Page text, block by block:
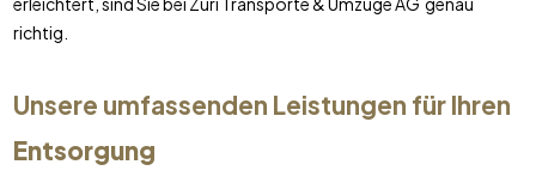
richtig.
Unsere umfassenden Leistungen für Ihren
Entsorgung